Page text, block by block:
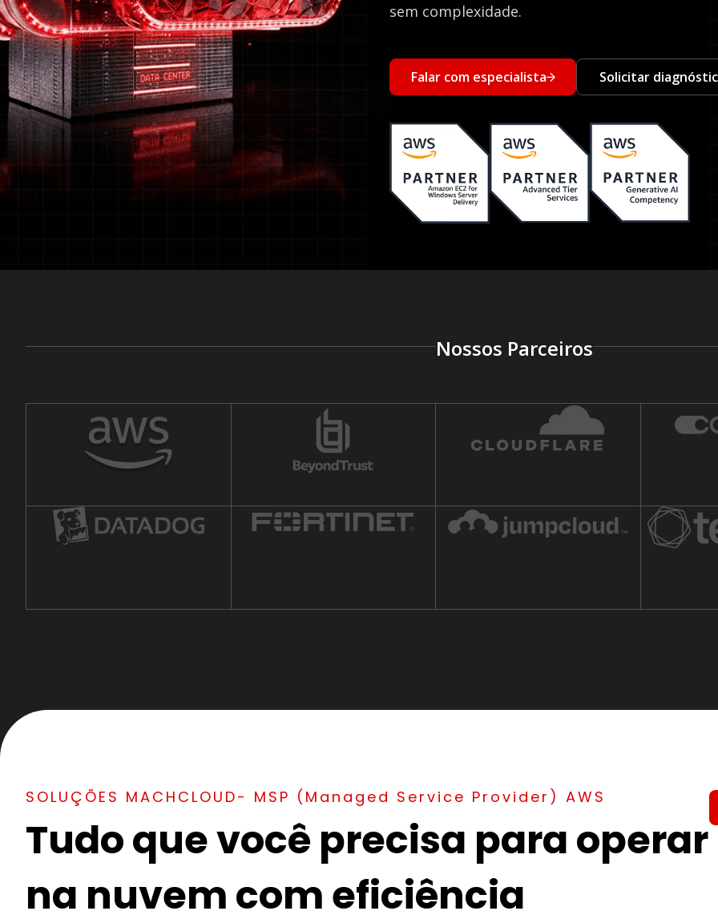
sem complexidade.
Falar com especialista Solicitar
Nossos Parceiros
SOLUÇÕES MACHCLOUD- MSP (Managed Service Provider) AWS
Tudo que você precisa para operar
na nuvem com eficiência